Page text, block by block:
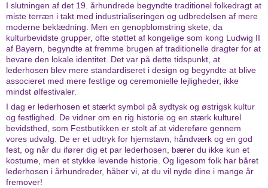
I slutningen af det 19. århundrede begyndte traditionel folkedragt at
miste terræn i takt med industrialiseringen og udbredelsen af mere
moderne beklædning. Men en genopblomstring skete, da
kulturbevidste grupper, ofte støttet af kongelige som kong Ludwig II
af Bayern, begyndte at fremme brugen af traditionelle dragter for at
bevare den lokale identitet. Det var på dette tidspunkt, at
lederhosen blev mere standardiseret i design og begyndte at blive
associeret med mere festlige og ceremonielle lejligheder, ikke
mindst ølfestivaler.
I dag er lederhosen et stærkt symbol på sydtysk og østrigsk kultur
og festlighed. De vidner om en rig historie og en stærk kulturel
bevidsthed, som Festbutikken er stolt af at videreføre gennem
vores udvalg. De er et udtryk for hjemstavn, håndværk og en god
fest, og når du ifører dig et par lederhosen, bærer du ikke kun et
kostume, men et stykke levende historie. Og ligesom folk har båret
lederhosen i århundreder, håber vi, at du vil nyde dine i mange år
fremover!